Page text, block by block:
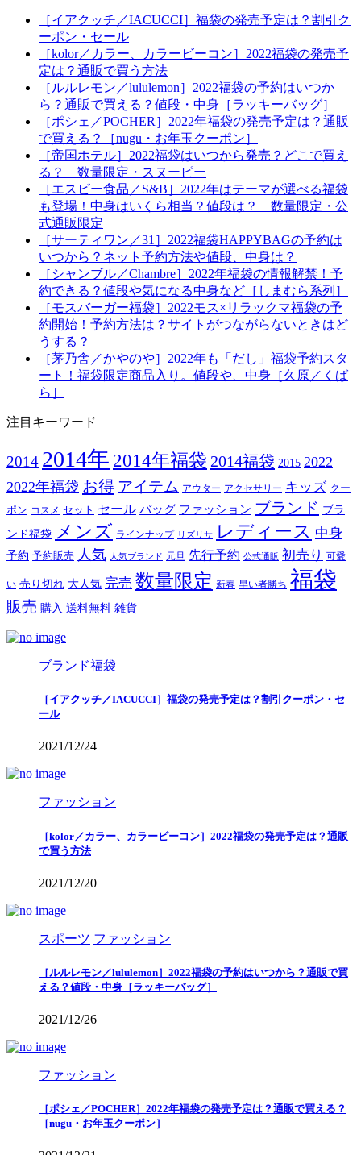
［イアクッチ／IACUCCI］福袋の発売予定は？割引ク
ーポン・セール
［kolor／カラー、カラービーコン］2022福袋の発売予
定は？通販で買う方法
［ルルレモン／lululemon］2022福袋の予約はいつか
ら？通販で買える？値段・中身［ラッキーバッグ］
［ポシェ／POCHER］2022年福袋の発売予定は？通販
で買える？［nugu・お年玉クーポン］
［帝国ホテル］2022福袋はいつから発売？どこで買え
る？ 数量限定・スヌーピー
［エスビー食品／S&B］2022年はテーマが選べる福袋
も登場！中身はいくら相当？値段は？ 数量限定・公
式通販限定
［サーティワン／31］2022福袋HAPPYBAGの予約は
いつから？ネット予約方法や値段、中身は？
［シャンブル／Chambre］2022年福袋の情報解禁！予
約できる？値段や気になる中身など［しまむら系列］
［モスバーガー福袋］2022モス×リラックマ福袋の予
約開始！予約方法は？サイトがつながらないときはど
うする？
［茅乃舎／かやのや］2022年も「だし」福袋予約スタ
ート！福袋限定商品入り。値段や、中身［久原／くば
ら］
注目キーワード
2014 2014年 2014年福袋 2014福袋 2015 2022
2022年福袋 お得 アイテム アウター アクセサリー キッズ クー
ポン コスメ セット セール バッグ ファッション ブランド ブラ
ンド福袋 メンズ ラインナップ リズリサ レディース 中身
予約 予約販売 人気 人気ブランド 元旦 先行予約 公式通販 初売り 可愛
い 売り切れ 大人気 完売 数量限定 新春 早い者勝ち 福袋
販売 購入 送料無料 雑貨
ブランド福袋
［イアクッチ／IACUCCI］福袋の発売予定は？割引クーポン・セ
ール
2021/12/24
ファッション
［kolor／カラー、カラービーコン］2022福袋の発売予定は？通販
で買う方法
2021/12/20
スポーツ ファッション
［ルルレモン／lululemon］2022福袋の予約はいつから？通販で買
える？値段・中身［ラッキーバッグ］
2021/12/26
ファッション
［ポシェ／POCHER］2022年福袋の発売予定は？通販で買える？
［nugu・お年玉クーポン］